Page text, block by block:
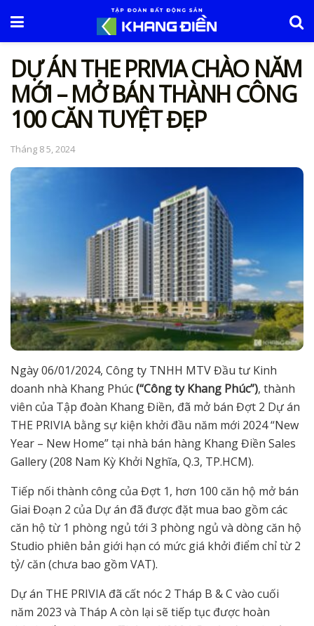
DỰ ÁN THE PRIVIA CHÀO NĂM
MỚI – MỞ BÁN THÀNH CÔNG
100 CĂN TUYỆT ĐẸP
Tháng 8 5, 2024
Ngày 06/01/2024, Công ty TNHH MTV Đầu tư Kinh
doanh nhà Khang Phúc(“Công ty Khang Phúc”), thành
viên của Tập đoàn Khang Điền, đã mở bán Đợt 2 Dự án
THE PRIVIA bằng sự kiện khởi đầu năm mới 2024 “New
Year – New Home” tại nhà bán hàng Khang Điền Sales
Gallery (208 Nam Kỳ Khởi Nghĩa, Q.3, TP.HCM).
Tiếp nối thành công của Đợt 1, hơn 100 căn hộ mở bán
Giai Đoạn 2 của Dự án đã được đặt mua bao gồm các
căn hộ từ 1 phòng ngủ tới 3 phòng ngủ và dòng căn hộ
Studio phiên bản giới hạn có mức giá khởi điểm chỉ từ 2
tỷ/ căn (chưa bao gồm VAT).
Dự án THE PRIVIA đã cất nóc 2 Tháp B & C vào cuối
năm 2023 và Tháp A còn lại sẽ tiếp tục được hoàn